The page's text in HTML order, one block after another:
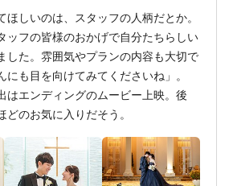
ほしいのは、スタッフの人柄だとか。
ッフの皆様のおかげで自分たちらしい
した。雰囲気やプランの内容も大切で
にも目を向けてみてくださいね」。
はエンディングのムービー上映。後
どのお気に入りだそう。